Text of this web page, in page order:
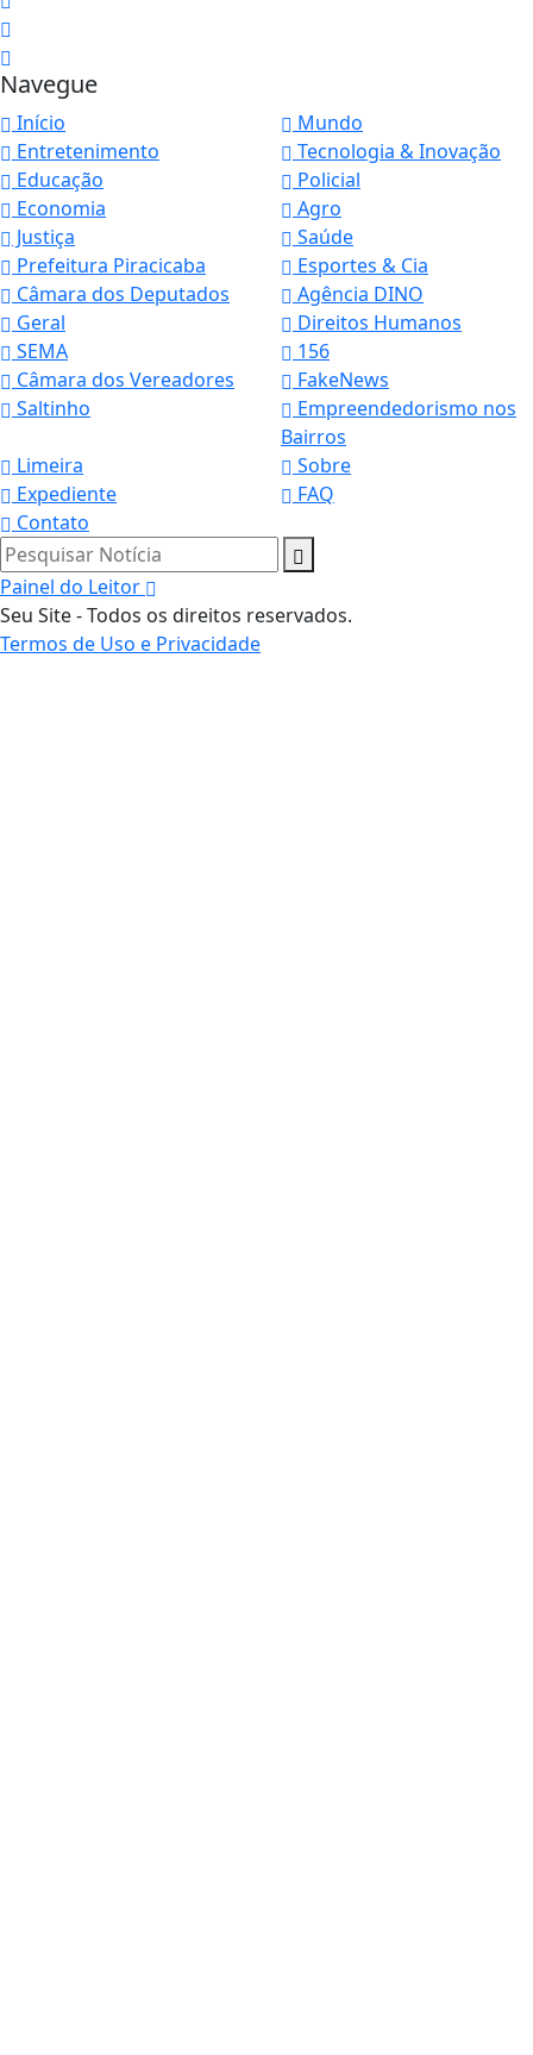
Navegue
Início
Mundo
Entretenimento
Tecnologia & Inovação
Educação
Policial
Economia
Agro
Justiça
Saúde
Prefeitura Piracicaba
Esportes & Cia
Câmara dos Deputados
Agência DINO
Geral
Direitos Humanos
SEMA
156
Câmara dos Vereadores
FakeNews
Saltinho
Empreendedorismo nos
Bairros
Limeira
Sobre
Expediente
FAQ
Contato
Pesquisar Notícia
Painel do Leitor
Seu Site - Todos os direitos reservados.
Termos de Uso e Privacidade